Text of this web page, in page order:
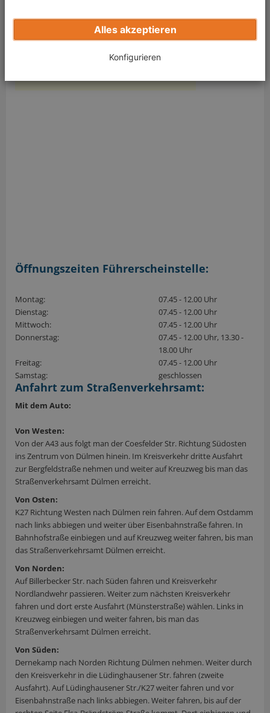
(02594) 9436-3570
Fax: (02594) 9436-3596
fuehrerscheinstelle@kreis-coesfeld.de
Öffnungszeiten Führerscheinstelle:
Montag:
07.45 - 12.00 Uhr
Dienstag:
07.45 - 12.00 Uhr
Mittwoch:
07.45 - 12.00 Uhr
Donnerstag:
07.45 - 12.00 Uhr, 13.30 -
18.00 Uhr
Freitag:
07.45 - 12.00 Uhr
Samstag:
geschlossen
Anfahrt zum Straßenverkehrsamt:
Mit dem Auto:
Von Westen:
Von der A43 aus folgt man der Coesfelder Str. Richtung Südosten
ins Zentrum von Dülmen hinein. Im Kreisverkehr dritte Ausfahrt
zur Bergfeldstraße nehmen und weiter auf Kreuzweg bis man das
Straßenverkehrsamt Dülmen erreicht.
Von Osten:
K27 Richtung Westen nach Dülmen rein fahren. Auf dem Ostdamm
nach links abbiegen und weiter über Eisenbahnstraße fahren. In
Bahnhofstraße einbiegen und auf Kreuzweg weiter fahren, bis man
das Straßenverkehrsamt Dülmen erreicht.
Von Norden:
Auf Billerbecker Str. nach Süden fahren und Kreisverkehr
Nordlandwehr passieren. Weiter zum nächsten Kreisverkehr
fahren und dort erste Ausfahrt (Münsterstraße) wählen. Links in
Kreuzweg einbiegen und weiter fahren, bis man das
Straßenverkehrsamt Dülmen erreicht.
Von Süden:
Dernekamp nach Norden Richtung Dülmen nehmen. Weiter durch
den Kreisverkehr in die Lüdinghausener Str. fahren (zweite
Ausfahrt). Auf Lüdinghausener Str./K27 weiter fahren und vor
Eisenbahnstraße nach links abbiegen. Weiter fahren, bis auf der
Alles akzeptieren
Konfigurieren